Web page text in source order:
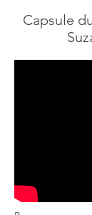
Capsule